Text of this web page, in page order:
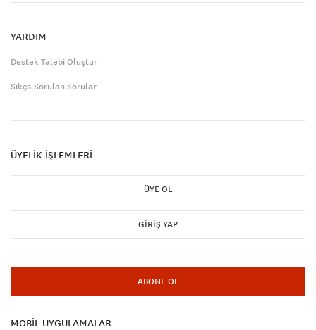
YARDIM
Destek Talebi Oluştur
Sıkça Sorulan Sorular
ÜYELİK İŞLEMLERİ
ÜYE OL
GIRIŞ YAP
ABONE OL
MOBİL UYGULAMALAR